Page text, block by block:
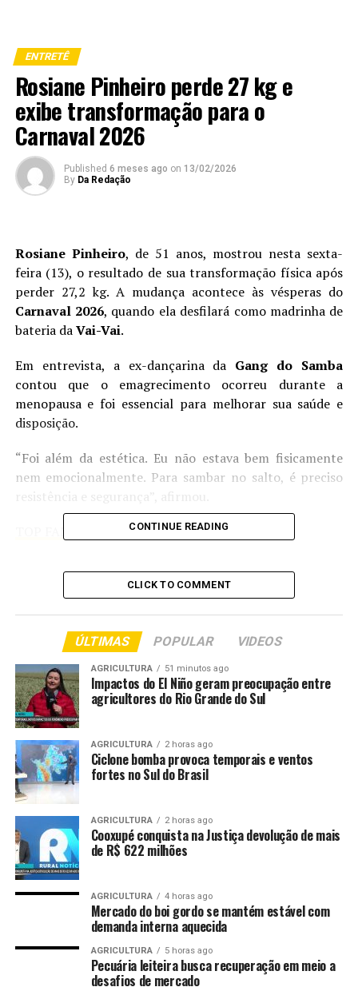
ENTRETÊ
Rosiane Pinheiro perde 27 kg e
exibe transformação para o
Carnaval 2026
Published 6 meses ago on 13/02/2026
By Da Redação
Rosiane Pinheiro, de 51 anos, mostrou nesta sexta-
feira (13), o resultado de sua transformação física após
perder 27,2 kg. A mudança acontece às vésperas do
Carnaval 2026, quando ela desfilará como madrinha de
bateria daVai-Vai.
Em entrevista, a ex-dançarina da Gang do Samba
contou que o emagrecimento ocorreu durante a
menopausa e foi essencial para melhorar sua saúde e
disposição.
“Foi além da estética. Eu não estava bem fisicamente
nem emocionalmente. Para sambar no salto, é preciso
resistência e segurança”, afirmou.
RELATED TOPICS: CARNAVAL
DESTAQUE
ENTRETENIMENTO
EXIBE PARA PERDE
PINHEIRO
UP NEXT
Claudia Leitte exibe look para primeiro dia de carnaval
no Blow Out em Salvador
DON'T MISS
Wanessa Camargo relembra desfile histórico na
Sapucaí: ‘O ano era 2004’
CONTINUE READING
CLICK TO COMMENT
ÚLTIMAS POPULAR VIDEOS
AGRICULTURA 51 minutos ago
Impactos do El Niño geram preocupação entre
agricultores do Rio Grande do Sul
AGRICULTURA 2 horas ago
Ciclone bomba provoca temporais e ventos
fortes no Sul do Brasil
AGRICULTURA 2 horas ago
Cooxupé conquista na Justiça devolução de mais
de R$ 622 milhões
AGRICULTURA 4 horas ago
Mercado do boi gordo se mantém estável com
demanda interna aquecida
AGRICULTURA 5 horas ago
Pecuária leiteira busca recuperação em meio a
desafios de mercado